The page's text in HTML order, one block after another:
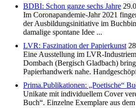
BDBI: Schon ganze sechs Jahre
Im Coronapandemie-Jahr 2021
der Ausbildungsinitiative im
damalige spontane Idee ...
LVR: Faszination der Papierkunst
Eine Ausstellung im LVR-
Dombach (Bergisch Gladbach)
Papierhandwerk nahe.
Prima.Publikationen: „Poetische“
Unikate mit individuellem Cover
Buch“. Einzelne Exemplare aus